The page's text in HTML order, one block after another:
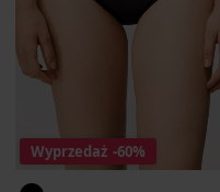
Wyprzedaż -60%